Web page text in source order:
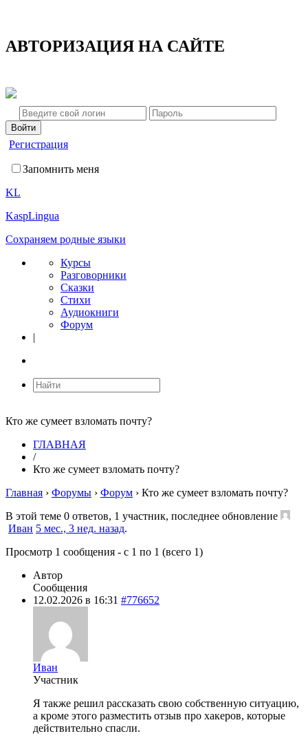
АВТОРИЗАЦИЯ НА САЙТЕ
Регистрация
Запомнить меня
KL
KaspLingua
Сохраняем родные языки
Курсы
Разговорники
Сказки
Стихи
Аудиокниги
Форум
|
Кто же сумеет взломать почту?
ГЛАВНАЯ
/
Кто же сумеет взломать почту?
Главная › Форумы › Форум › Кто же сумеет взломать почту?
В этой теме 0 ответов, 1 участник, последнее обновление
Иван 5 мес., 3 нед. назад.
Просмотр 1 сообщения - с 1 по 1 (всего 1)
Автор
Сообщения
12.02.2026 в 16:31 #776652
Иван
Участник
Я также решил рассказать свою собственную ситуацию,
а кроме этого разместить отзыв про хакеров, которые
действительно спасли.